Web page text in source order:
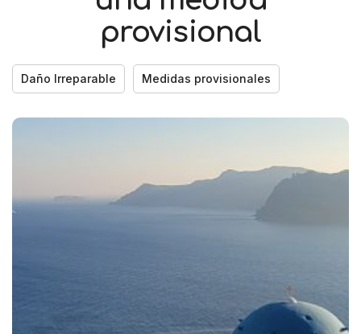
provisional
Daño Irreparable Medidas provisionales